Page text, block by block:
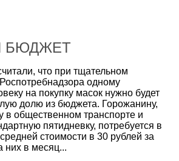
БЮДЖЕТ
что при тщательном
одному
на покупку масок нужно будет
долю из бюджета. Горожанину,
в общественном транспорте и
пятидневку, потребуется в
стоимости в 30 рублей за
них в месяц...